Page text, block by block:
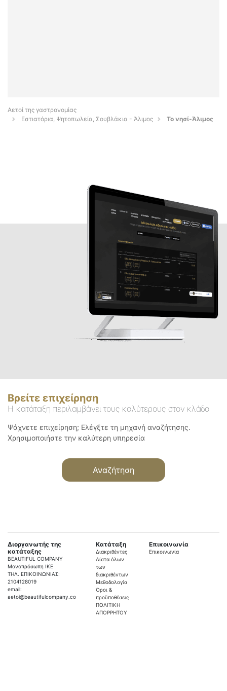
Αετοί της γαστρονομίας
Εστιατόρια, Ψητοπωλεία, Σουβλάκια - Άλιμος
Το νησί-Άλιμος
Βρείτε επιχείρηση
Η κατάταξη περιλαμβάνει τους καλύτερους στον κλάδο
Ψάχνετε επιχείρηση; Ελέγξτε τη μηχανή αναζήτησης.
Χρησιμοποιήστε την καλύτερη υπηρεσία
Αναζήτηση
Διοργανωτής της
κατάταξης
BEAUTIFUL COMPANY
Μονοπρόσωπη ΙΚΕ
ΤΗΛ. ΕΠΙΚΟΙΝΩΝΙΑΣ:
2104128019
email:
aetoi@beautifulcompany.co
Κατάταξη
Διακριθέντες
Λίστα όλων
των
διακριθέντων
Μεθοδολογία
Όροι &
προϋποθέσεις
ΠΟΛΙΤΙΚΗ
ΑΠΟΡΡΗΤΟΥ
Επικοινωνία
Επικοινωνία